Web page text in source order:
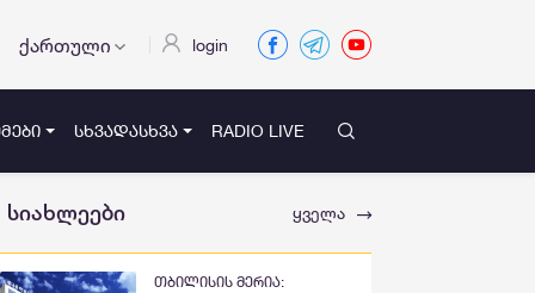
ქართული login
ᲡᲮᲕᲐᲓᲐᲡᲮᲕᲐ RADIO LIVE
სიახლეები ყველა
თბილისის მერია: